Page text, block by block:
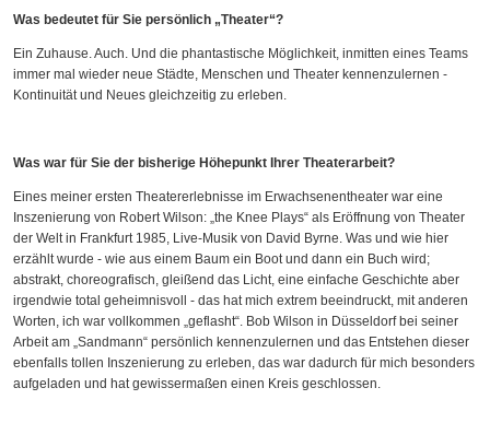
Was bedeutet für Sie persönlich „Theater“?
Ein Zuhause. Auch. Und die phantastische Möglichkeit, inmitten eines Teams
immer mal wieder neue Städte, Menschen und Theater kennenzulernen -
Kontinuität und Neues gleichzeitig zu erleben.
Was war für Sie der bisherige Höhepunkt Ihrer Theaterarbeit?
Eines meiner ersten Theatererlebnisse im Erwachsenentheater war eine
Inszenierung von Robert Wilson: „the Knee Plays“ als Eröffnung von Theater
der Welt in Frankfurt 1985, Live-Musik von David Byrne. Was und wie hier
erzählt wurde - wie aus einem Baum ein Boot und dann ein Buch wird;
abstrakt, choreografisch, gleißend das Licht, eine einfache Geschichte aber
irgendwie total geheimnisvoll - das hat mich extrem beeindruckt, mit anderen
Worten, ich war vollkommen „geflasht“. Bob Wilson in Düsseldorf bei seiner
Arbeit am „Sandmann“ persönlich kennenzulernen und das Entstehen dieser
ebenfalls tollen Inszenierung zu erleben, das war dadurch für mich besonders
aufgeladen und hat gewissermaßen einen Kreis geschlossen.